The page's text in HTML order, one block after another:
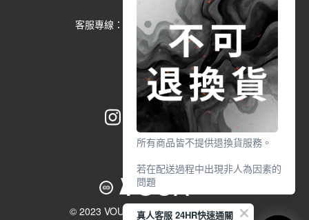
(例假日除外)
客服專線：02-2791-1602 分機553
VOUX
© 2023 VOUX Co. All Rights Reserved.
所有商品皆不提供退換貨服務。
若在配送過程中出現非人為因素的
問題
請於7天鑑賞期內
真人客服 24HR快速通關